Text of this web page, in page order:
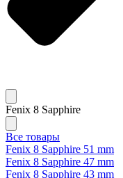
Fenix 8 Sapphire
Все товары
Fenix 8 Sapphire 51 mm
Fenix 8 Sapphire 47 mm
Fenix 8 Sapphire 43 mm